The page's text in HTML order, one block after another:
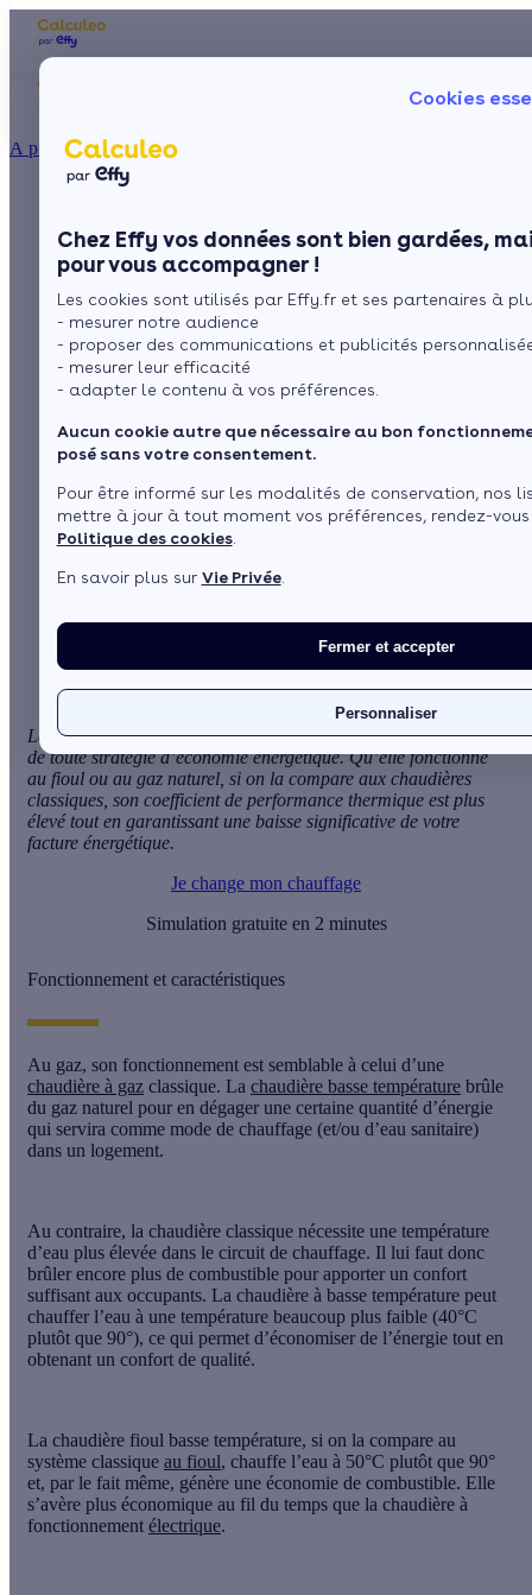
Cookies
Chez Effy vos données sont bien gardées,
pour vous accompagner !
Les cookies sont utilisés par Effy.fr et ses partenaires à
- mesurer notre audience
- proposer des communications et publicités
- mesurer leur efficacité
- adapter le contenu à vos préférences.
Aucun cookie autre que nécessaire au bon
posé sans votre consentement.
Pour être informé sur les modalités de conservation, nos
mettre à jour à tout moment vos préférences, rendez-
Politique des cookies.
En savoir plus sur Vie Privée.
Fermer et accepter
Personnaliser
À propos
Ma Prime Rénov'
Le chèque énergie
La TVA réduite
L'éco-prêt à taux zéro
Trouver mes aides
Nos conseils
Sol
Fenêtres
Impact d'une
chaudière basse
température sur la
consommation
énergétique
par L’équipe de rédaction 4 min de lecture
Sommaire
La chaudière à basse températureest devenue un produit-phare
de toute stratégie d’économie énergétique. Qu’elle fonctionne
au fioul ou au gaz naturel, si on la compare aux chaudières
classiques, son coefficient de performance thermique est plus
élevé tout en garantissant une baisse significative de votre
facture énergétique.
Je change mon chauffage
Simulation gratuite en 2 minutes
Fonctionnement et caractéristiques
Au gaz, son fonctionnement est semblable à celui d’une
chaudière à gaz classique. La chaudière basse température brûle
du gaz naturel pour en dégager une certaine quantité d’énergie
qui servira comme mode de chauffage (et/ou d’eau sanitaire)
dans un logement.
Au contraire, la chaudière classique nécessite une température
d’eau plus élevée dans le circuit de chauffage. Il lui faut donc
brûler encore plus de combustible pour apporter un confort
suffisant aux occupants. La chaudière à basse température peut
chauffer l’eau à une température beaucoup plus faible (40°C
plutôt que 90°), ce qui permet d’économiser de l’énergie tout en
obtenant un confort de qualité.
La chaudière fioul basse température, si on la compare au
système classique au fioul, chauffe l’eau à 50°C plutôt que 90°
et, par le fait même, génère une économie de combustible. Elle
s’avère plus économique au fil du temps que la chaudière à
fonctionnement électrique.